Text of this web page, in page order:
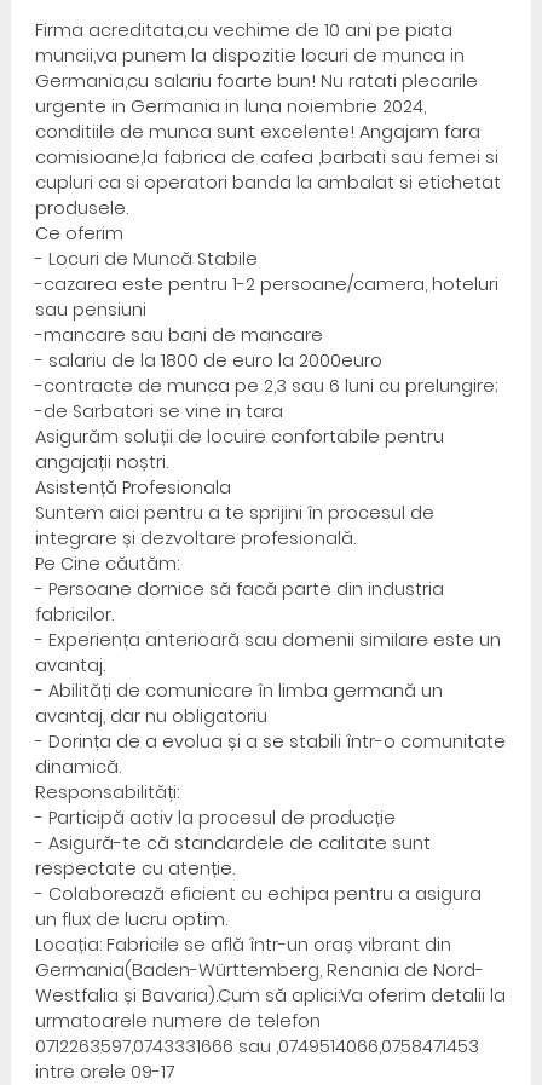
Firma acreditata,cu vechime de 10 ani pe piata
muncii,va punem la dispozitie locuri de munca in
Germania,cu salariu foarte bun! Nu ratati plecarile
urgente in Germania in luna noiembrie 2024,
conditiile de munca sunt excelente! Angajam fara
comisioane,la fabrica de cafea ,barbati sau femei si
cupluri ca si operatori banda la ambalat si etichetat
produsele.
Ce oferim
- Locuri de Muncă Stabile
-cazarea este pentru 1-2 persoane/camera, hoteluri
sau pensiuni
-mancare sau bani de mancare
- salariu de la 1800 de euro la 2000euro
-contracte de munca pe 2,3 sau 6 luni cu prelungire;
-de Sarbatori se vine in tara
Asigurăm soluții de locuire confortabile pentru
angajații noștri.
Asistență Profesionala
Suntem aici pentru a te sprijini în procesul de
integrare și dezvoltare profesională.
Pe Cine căutăm:
- Persoane dornice să facă parte din industria
fabricilor.
- Experiența anterioară sau domenii similare este un
avantaj.
- Abilități de comunicare în limba germană un
avantaj, dar nu obligatoriu
- Dorința de a evolua și a se stabili într-o comunitate
dinamică.
Responsabilități:
- Participă activ la procesul de producție
- Asigură-te că standardele de calitate sunt
respectate cu atenție.
- Colaborează eficient cu echipa pentru a asigura
un flux de lucru optim.
Locația: Fabricile se află într-un oraș vibrant din
Germania(Baden-Württemberg, Renania de Nord-
Westfalia și Bavaria).Cum să aplici:Va oferim detalii la
urmatoarele numere de telefon
0712263597,0743331666 sau ,0749514066,0758471453
intre orele 09-17